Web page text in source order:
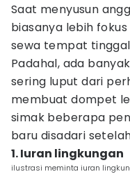
Saat menyusun
biasanya lebih
sewa tempat
Padahal, ada
sering luput dari
membuat dompet
simak beberapa
baru disadari
1. Iuran lingkungan
ilustrasi meminta iuran